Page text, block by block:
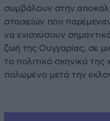
συμβάλουν στην
στοιχείων που
να ενισχύσουν
ζωή της Ουγγαρίας, σε
το πολιτικό σκηνικό
πολωμένο μετά την